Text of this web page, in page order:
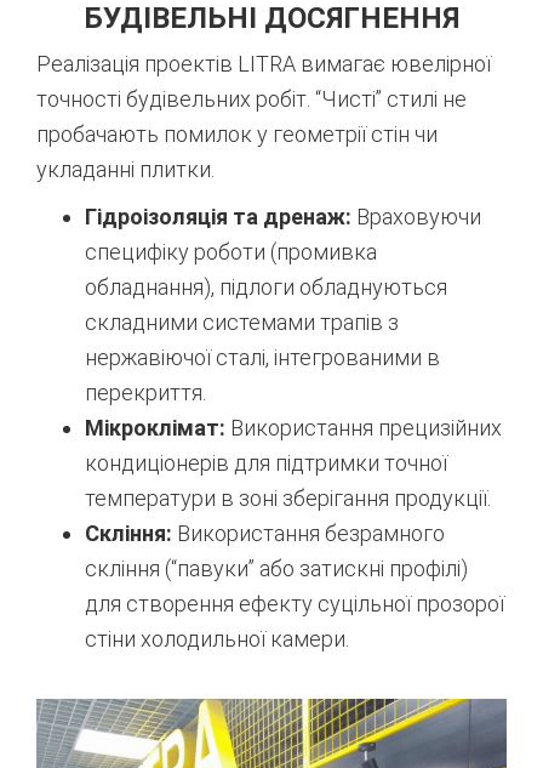
БУДІВЕЛЬНІ ДОСЯГНЕННЯ
Реалізація проектів LITRA вимагає ювелірної
точності будівельних робіт. “Чисті” стилі не
пробачають помилок у геометрії стін чи
укладанні плитки.
Гідроізоляція та дренаж: Враховуючи
специфіку роботи (промивка
обладнання), підлоги обладнуються
складними системами трапів з
нержавіючої сталі, інтегрованими в
перекриття.
Мікроклімат: Використання прецизійних
кондиціонерів для підтримки точної
температури в зоні зберігання продукції.
Скління: Використання безрамного
скління (“павуки” або затискні профілі)
для створення ефекту суцільної прозорої
стіни холодильної камери.